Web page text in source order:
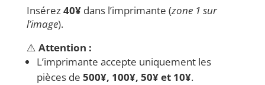
Insérez40¥dans l’imprimante (zone 1 sur
l’image).
⚠️ Attention :
L’imprimante accepte uniquement les
pièces de 500¥, 100¥, 50¥ et 10¥.